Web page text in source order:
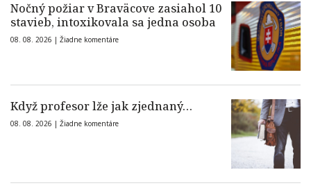
Nočný požiar v Braväcove zasiahol 10
stavieb, intoxikovala sa jedna osoba
08. 08. 2026 | Žiadne komentáre
Když profesor lže jak zjednaný…
08. 08. 2026 | Žiadne komentáre